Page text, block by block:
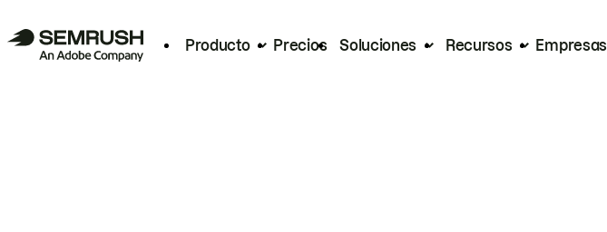
Producto Precios Soluciones Recursos Empresas